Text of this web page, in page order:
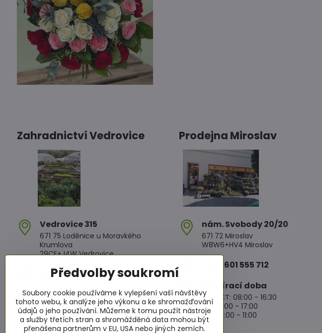
Zahradnictví Vedrovice
Vedrovice 315
671 75 Loděnice u Moravkého
Krumlova
29CF+J4W Vedrovice
+420 607 042 662
Otevírací doba
PO - PÁ: 08:00 - 11:00 13:00 - 17:00
SO : 08:00 - 11:30 13:00 - 16:30
NE : 08:00 - 11:30 14:00 - 16:00
Prodejna Miroslav
nám​. Svobody 20/20
671 72 Miroslav
W8W6+HV4 Miroslav
+420 601 555 712
Otevírací doba
PO - ČT: 08:00 - 16:30
PÁ: 08:00 - 17:00
SO: 08:00 - 11:00
Předvolby soukromí
Soubory cookie používáme k vylepšení vaší návštěvy
tohoto webu, k analýze jeho výkonu a ke shromažďování
údajů o jeho používání. Můžeme k tomu použít nástroje
a služby třetích stran a shromážděná data mohou být
přenášena partnerům v EU, USA nebo jiných zemích.